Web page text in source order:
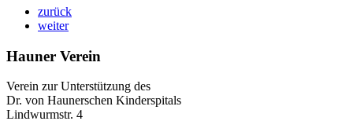
zurück
weiter
Hauner Verein
Verein zur Unterstützung des
Dr. von Haunerschen Kinderspitals
Lindwurmstr. 4